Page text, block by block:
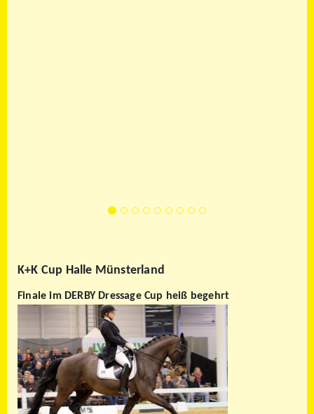
K+K Cup Halle Münsterland
Finale im DERBY Dressage Cup heiß begehrt